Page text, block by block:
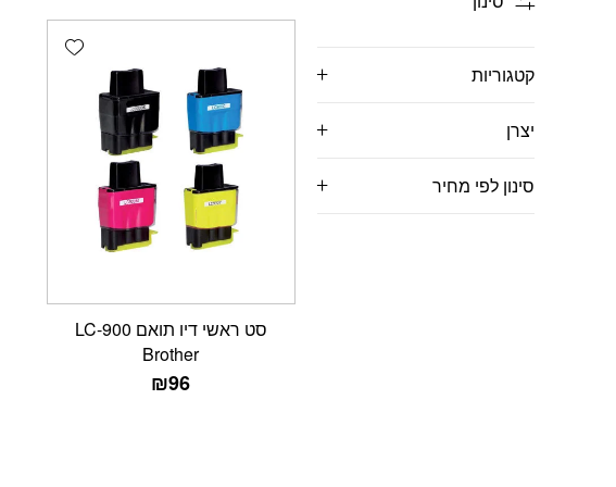
קטגוריות
יצרן
סינון לפי מחיר
Add wishlist
סט ראשי דיו תואם LC-900
Brother
₪96